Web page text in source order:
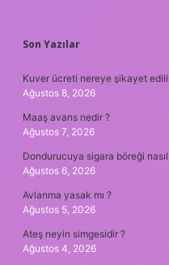
SIDEBAR
Son Yazılar
Kuver ücreti nereye şikayet
Ağustos 8, 2026
Maaş avans nedir ?
Ağustos 7, 2026
Dondurucuya sigara böreği
Ağustos 6, 2026
Avlanma yasak mı ?
Ağustos 5, 2026
Ateş neyin simgesidir ?
Ağustos 4, 2026